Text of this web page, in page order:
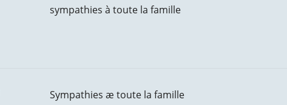
sympathies à toute la famille
Sympathies æ toute la famille